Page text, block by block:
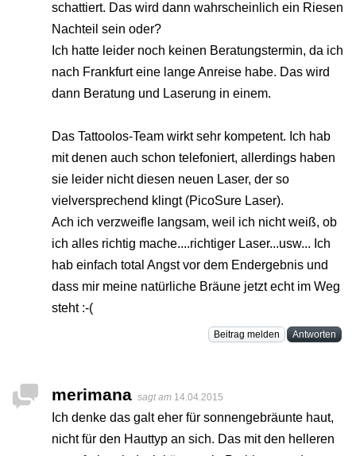
schattiert. Das wird dann wahrscheinlich ein Riesen
Nachteil sein oder?
Ich hatte leider noch keinen Beratungstermin, da ich
nach Frankfurt eine lange Anreise habe. Das wird
dann Beratung und Laserung in einem.
Das Tattoolos-Team wirkt sehr kompetent. Ich hab
mit denen auch schon telefoniert, allerdings haben
sie leider nicht diesen neuen Laser, der so
vielversprechend klingt (PicoSure Laser).
Ach ich verzweifle langsam, weil ich nicht weiß, ob
ich alles richtig mache....richtiger Laser...usw... Ich
hab einfach total Angst vor dem Endergebnis und
dass mir meine natürliche Bräune jetzt echt im Weg
steht :-(
Beitrag melden Antworten
merimana sagt am 14.04.2015
Ich denke das galt eher für sonnengebräunte haut,
nicht für den Hauttyp an sich. Das mit den helleren